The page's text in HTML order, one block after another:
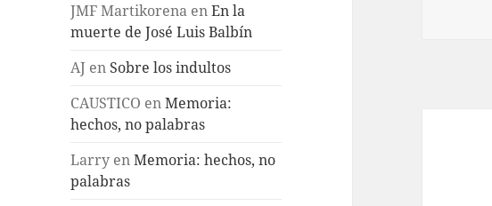
JMF Martikorena enEn la
muerte de José Luis Balbín
AJ en Sobre los indultos
CAUSTICO enMemoria:
hechos, no palabras
Larry enMemoria: hechos, no
palabras